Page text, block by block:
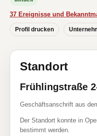
37 Ereignisse und
Profil drucken
Standort
Frühlingstraße
Geschäftsanschrift aus
Der Standort konnte in
bestimmt werden.